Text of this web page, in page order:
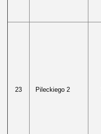
23 Pileckiego 2